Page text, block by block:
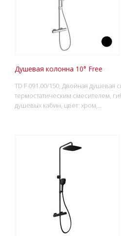
Душевая колонна 10° Free
TD F 091.00/150, Двойная душевая
термостатическим смесителем,
душевых кабин, цвет: хром,…